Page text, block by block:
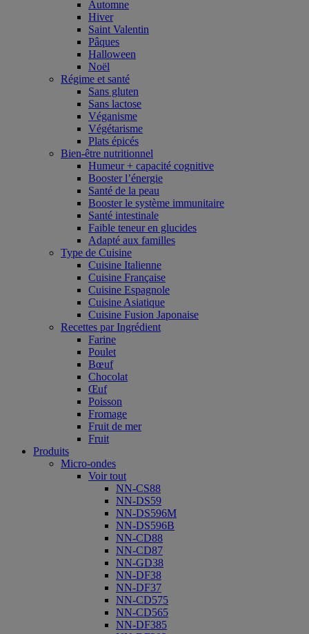
Automne
Hiver
Saint Valentin
Pâques
Halloween
Noël
Régime et santé
Sans gluten
Sans lactose
Véganisme
Végétarisme
Plats épicés
Bien-être nutritionnel
Humeur + capacité cognitive
Booster l’énergie
Santé de la peau
Booster le système immunitaire
Santé intestinale
Faible teneur en glucides
Adapté aux familles
Type de Cuisine
Cuisine Italienne
Cuisine Française
Cuisine Espagnole
Cuisine Asiatique
Cuisine Fusion Japonaise
Recettes par Ingrédient
Farine
Poulet
Bœuf
Chocolat
Œuf
Poisson
Fromage
Fruit de mer
Fruit
Produits
Micro-ondes
Voir tout
NN-CS88
NN-DS59
NN-DS596M
NN-DS596B
NN-CD88
NN-CD87
NN-GD38
NN-DF38
NN-DF37
NN-CD575
NN-CD565
NN-DF385